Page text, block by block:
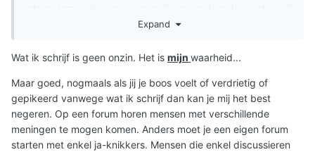
te lokken als woede, irritatie, verdriet of scheldpartijen, —
verkeerde informatie geeft of zich doelbewust anders
Aristarkos
Expand
Wat ik schrijf is geen onzin. Het is mijn waarheid...
Maar goed, nogmaals als jij je boos voelt of verdrietig of
gepikeerd vanwege wat ik schrijf dan kan je mij het best
negeren. Op een forum horen mensen met verschillende
meningen te mogen komen. Anders moet je een eigen forum
starten met enkel ja-knikkers. Mensen die enkel discussieren